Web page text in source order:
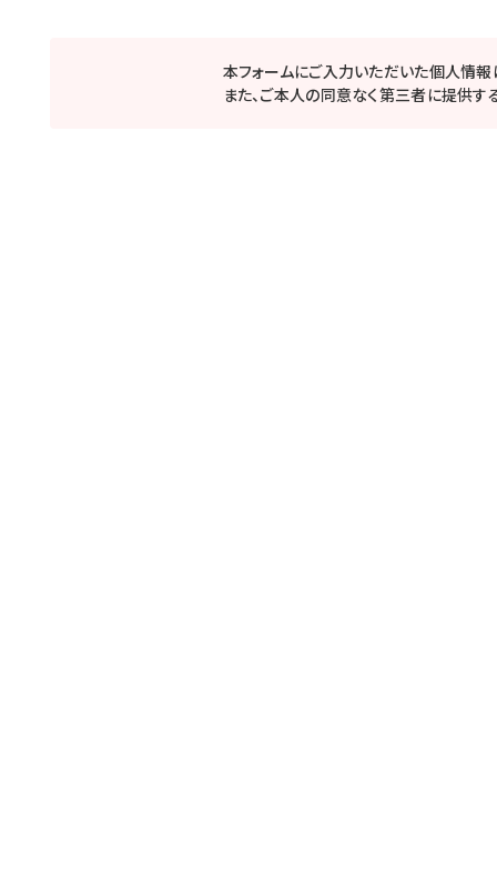
本フォームにご入力いただいた個人情
また、ご本人の同意なく第三者に提供す